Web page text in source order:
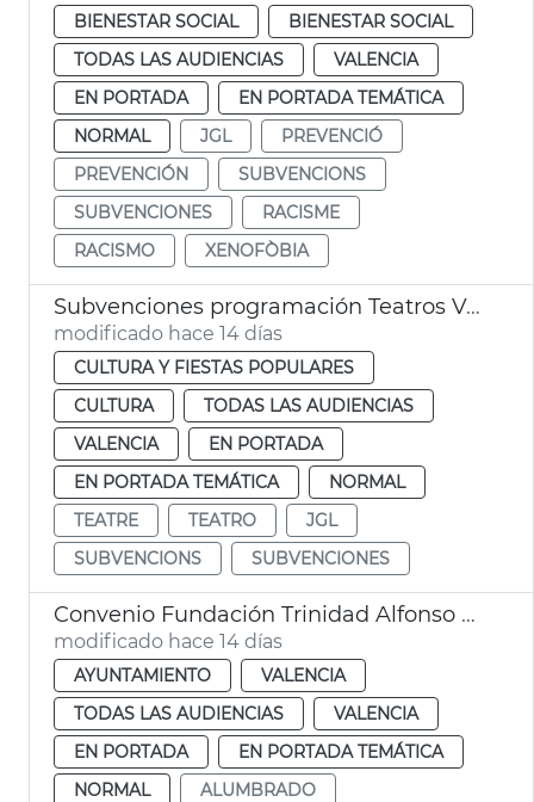
BIENESTAR SOCIAL
BIENESTAR SOCIAL
TODAS LAS AUDIENCIAS
VALENCIA
EN PORTADA
EN PORTADA TEMÁTICA
NORMAL
JGL
PREVENCIÓ
PREVENCIÓN
SUBVENCIONS
SUBVENCIONES
RACISME
RACISMO
XENOFÒBIA
Subvenciones programación Teatros València
modificado hace 14 días
CULTURA Y FIESTAS POPULARES
CULTURA
TODAS LAS AUDIENCIAS
VALENCIA
EN PORTADA
EN PORTADA TEMÁTICA
NORMAL
TEATRE
TEATRO
JGL
SUBVENCIONS
SUBVENCIONES
Convenio Fundación Trinidad Alfonso alumbrado ornamental Jardín del Turia
modificado hace 14 días
AYUNTAMIENTO
VALENCIA
TODAS LAS AUDIENCIAS
VALENCIA
EN PORTADA
EN PORTADA TEMÁTICA
NORMAL
ALUMBRADO